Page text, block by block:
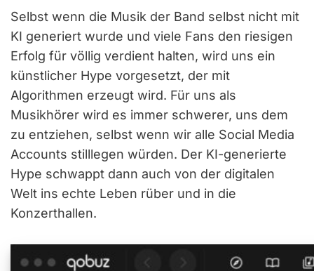
Selbst wenn die Musik der Band selbst nicht mit
KI generiert wurde und viele Fans den riesigen
Erfolg für völlig verdient halten, wird uns ein
künstlicher Hype vorgesetzt, der mit
Algorithmen erzeugt wird. Für uns als
Musikhörer wird es immer schwerer, uns dem
zu entziehen, selbst wenn wir alle Social Media
Accounts stilllegen würden. Der KI-generierte
Hype schwappt dann auch von der digitalen
Welt ins echte Leben rüber und in die
Konzerthallen.